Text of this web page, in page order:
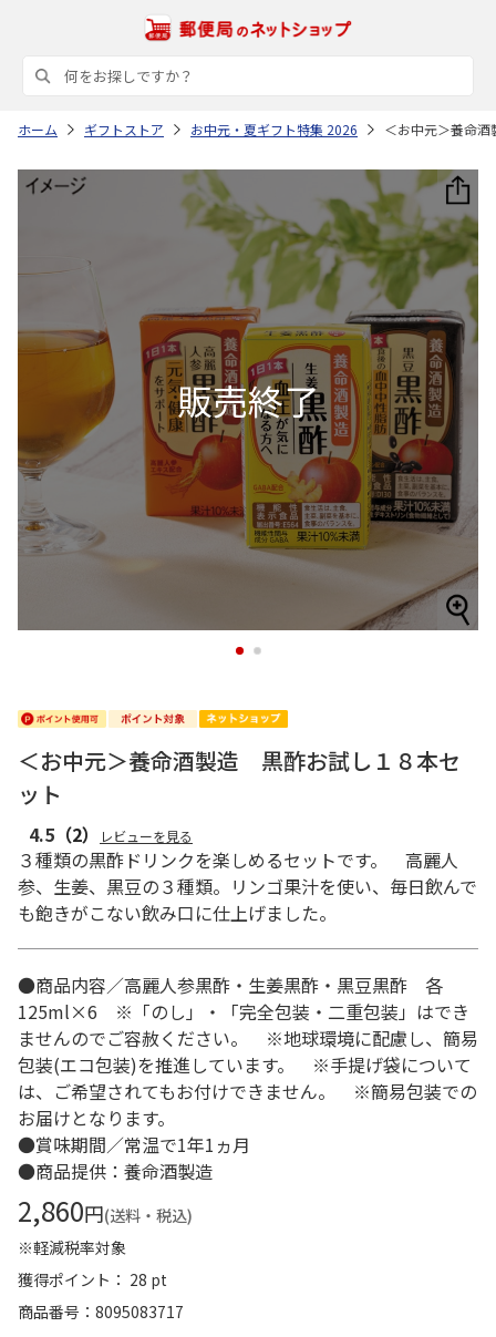
ホーム ギフトストア お中元・夏ギフト特集 2026 ＜お中元＞養命
1 2
＜お中元＞養命酒製造 黒酢お試し１８本セ
ット
4.5 （2） レビューを見る
３種類の黒酢ドリンクを楽しめるセットです。 高麗人
参、生姜、黒豆の３種類。リンゴ果汁を使い、毎日飲んで
も飽きがこない飲み口に仕上げました。
●商品内容／高麗人参黒酢・生姜黒酢・黒豆黒酢 各
125ml×6 ※「のし」・「完全包装・二重包装」はでき
ませんのでご容赦ください。 ※地球環境に配慮し、簡易
包装(エコ包装)を推進しています。 ※手提げ袋について
は、ご希望されてもお付けできません。 ※簡易包装での
お届けとなります。
●賞味期間／常温で1年1ヵ月
●商品提供：養命酒製造
2,860円(送料・税込)
※軽減税率対象
獲得ポイント： 28 pt
商品番号
8095083717